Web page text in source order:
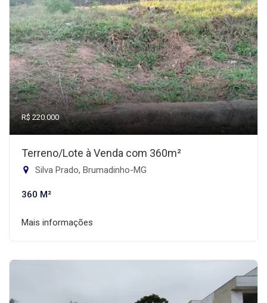
R$ 220.000
Terreno/Lote à Venda com 360m²
Silva Prado, Brumadinho-MG
360 M²
Mais informações